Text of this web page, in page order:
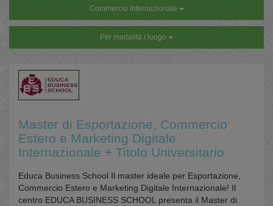
Commercio Internazionale
Per modalità / luogo
Master di Esportazione, Commercio
Estero e Marketing Digitale
Internazionale + Titolo Universitario
Educa Business School Il master ideale per Esportazione,
Commercio Estero e Marketing Digitale Internazionale! Il
centro EDUCA BUSINESS SCHOOL presenta il Master di